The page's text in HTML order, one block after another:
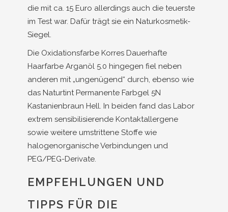
die mit ca. 15 Euro allerdings auch die teuerste
im Test war. Dafür trägt sie ein Naturkosmetik-
Siegel.
Die Oxidationsfarbe Korres Dauerhafte
Haarfarbe Arganöl 5.0 hingegen fiel neben
anderen mit „ungenügend“ durch, ebenso wie
das Naturtint Permanente Farbgel 5N
Kastanienbraun Hell. In beiden fand das Labor
extrem sensibilisierende Kontaktallergene
sowie weitere umstrittene Stoffe wie
halogenorganische Verbindungen und
PEG/PEG-Derivate.
EMPFEHLUNGEN UND
TIPPS FÜR DIE